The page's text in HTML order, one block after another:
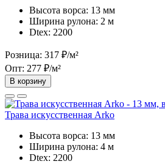
Высота ворса: 13 мм
Ширина рулона: 2 м
Dtex: 2200
Розница: 317 ₽/м²
Опт: 277 ₽/м²
В корзину
Трава искусственная Arko
Высота ворса: 13 мм
Ширина рулона: 4 м
Dtex: 2200